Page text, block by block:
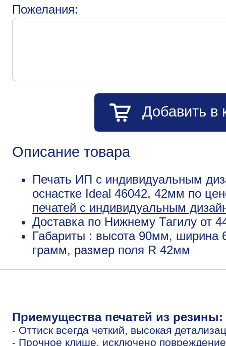
Пожелания:
Добавить в
Описание товара
Печать ИП с индивидуальным
оснастке Ideal 46042, 42мм по
печатей с индивидуальным
Доставка по Нижнему Тагилу от
Габариты : высота 90мм, ширина
грамм, размер поля R 42мм
Приемущества печатей из резины:
- Оттиск всегда четкий, высокая
- Прочное клише, исключено